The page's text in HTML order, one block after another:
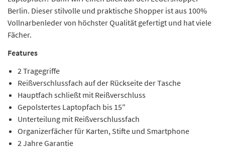
Berlin. Dieser stilvolle und praktische Shopper ist aus 100%
Vollnarbenleder von höchster Qualität gefertigt und hat viele
Fächer.
Features
2 Tragegriffe
Reißverschlussfach auf der Rückseite der Tasche
Hauptfach schließt mit Reißverschluss
Gepolstertes Laptopfach bis 15″
Unterteilung mit Reißverschlussfach
Organizerfächer für Karten, Stifte und Smartphone
2 Jahre Garantie